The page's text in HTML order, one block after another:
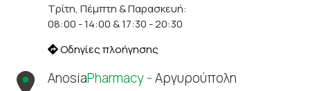
Τρίτη, Πέμπτη & Παρασκευή:
08:00 - 14:00 & 17:30 - 20:30
Οδηγίες πλοήγησης
AnosiaPharmacy -Αργυρούπολη